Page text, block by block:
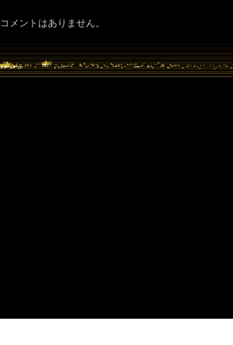
コメントはありません。